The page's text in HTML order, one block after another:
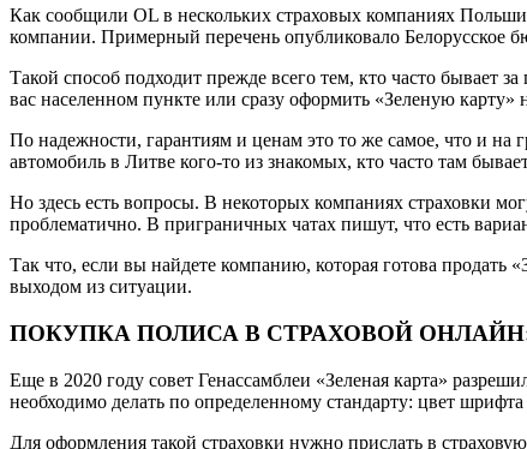
Как сообщили OL в нескольких страховых компаниях
компании. Примерный перечень опубликовало Белорусское
Такой способ подходит прежде всего тем, кто часто бывает
вас населенном пункте или сразу оформить «Зеленую
По надежности, гарантиям и ценам это то же самое, что и на
автомобиль в Литве кого-то из знакомых, кто часто там
Но здесь есть вопросы. В некоторых компаниях страховки
проблематично. В приграничных чатах пишут, что есть
Так что, если вы найдете компанию, которая готова
выходом из ситуации.
ПОКУПКА ПОЛИСА В СТРАХОВОЙ
Еще в 2020 году совет Генассамблеи «Зеленая карта»
необходимо делать по определенному стандарту: цвет
Для оформления такой страховки нужно прислать в